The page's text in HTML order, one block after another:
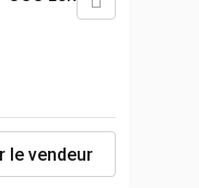
le vendeur